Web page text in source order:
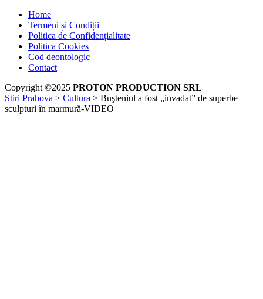
Home
Termeni și Condiții
Politica de Confidențialitate
Politica Cookies
Cod deontologic
Contact
Copyright ©2025 PROTON PRODUCTION SRL
Stiri Prahova > Cultura > Buşteniul a fost „invadat” de superbe
sculpturi în marmură-VIDEO